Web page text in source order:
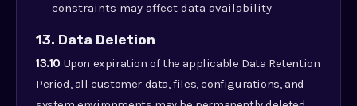
constraints may affect data availability
13. Data Deletion
13.10 Upon expiration of the applicable Data Retention
Period, all customer data, files, configurations, and